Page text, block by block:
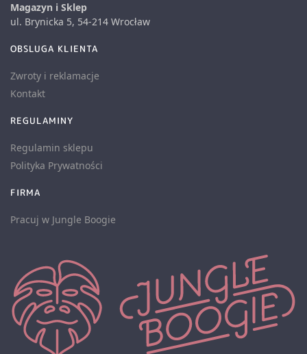
Magazyn i Sklep
ul. Brynicka 5, 54-214 Wrocław
OBSLUGA KLIENTA
Zwroty i reklamacje
Kontakt
REGULAMINY
Regulamin sklepu
Polityka Prywatności
FIRMA
Pracuj w Jungle Boogie